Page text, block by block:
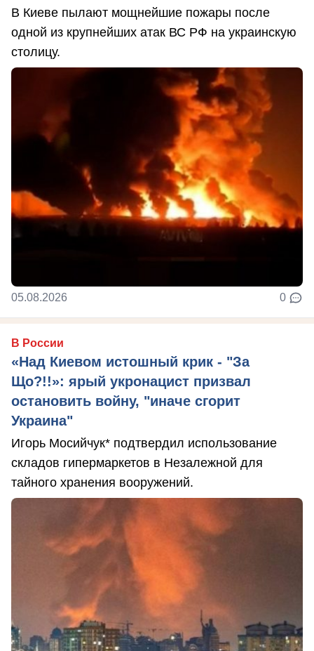
В Киеве пылают мощнейшие пожары после
одной из крупнейших атак ВС РФ на украинскую
столицу.
05.08.2026 0
В России
«Над Киевом истошный крик - "За
Що?!!»: ярый укронацист призвал
остановить войну, "иначе сгорит
Украина"
Игорь Мосийчук* подтвердил использование
складов гипермаркетов в Незалежной для
тайного хранения вооружений.